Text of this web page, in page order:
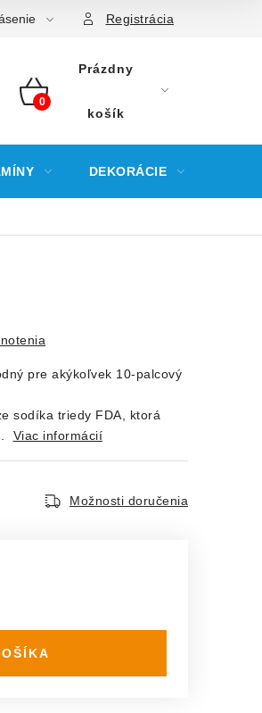
Registrácia
NÁKUPNÝ
Prázdny
košík
DEKORÁCIE
pre akýkoľvek 10-palcový
sodíka triedy FDA, ktorá
Viac informácií
Možnosti doručenia